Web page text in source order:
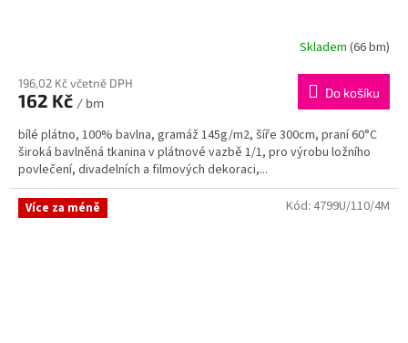
Skladem (66 bm)
196,02 Kč včetně DPH
162 Kč / bm
Do košíku
bílé plátno, 100% bavlna, gramáž 145g/m2, šíře 300cm, praní 60°C
široká bavlněná tkanina v plátnové vazbě 1/1, pro výrobu ložního
povlečení, divadelních a filmových dekoraci,...
Více za méně Kód: 4799U/110/4M